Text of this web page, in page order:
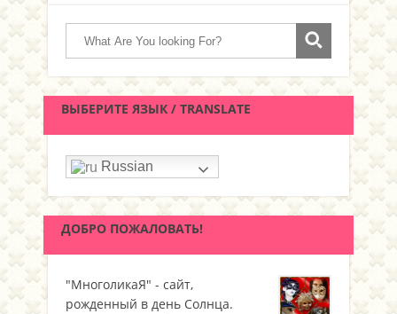
ВЫБЕРИТЕ ЯЗЫК / TRANSLATE
Russian
ДОБРО ПОЖАЛОВАТЬ!
"МноголикаЯ" - сайт,
рожденный в день Солнца.